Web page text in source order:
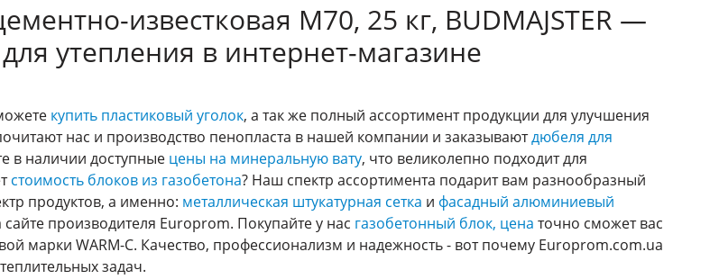
известковая М70, 25 кг, BUDMAJSTER —
утепления в интернет-магазине
купить пластиковый уголок, а так же полный ассортимент продукции для улучшения
нас и производство пенопласта в нашей компании и заказываютдюбеля для
в наличии доступные цены на минеральную вату, что великолепно подходит для
стоимость блоков из газобетона? Наш спектр ассортимента подарит вам разнообразный
продуктов, а именно: металлическая штукатурная сетка и фасадный алюминиевый
производителя Europrom. Покупайте у нас газобетонный блок, цена точно сможет вас
марки WARM-C. Качество, профессионализм и надежность - вот почему Europrom.com.ua
задач.